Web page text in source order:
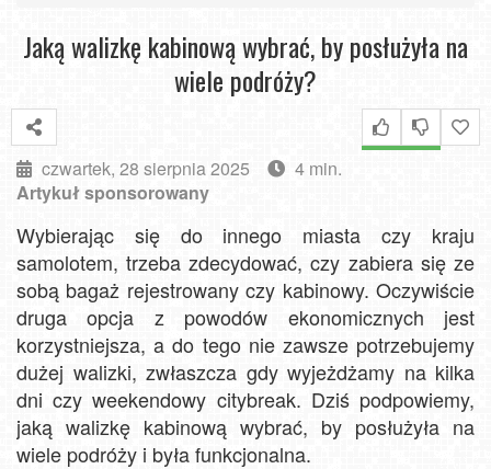
Jaką walizkę kabinową wybrać, by posłużyła na
wiele podróży?
czwartek, 28 sierpnia 2025
4 min.
Artykuł sponsorowany
Wybierając się do innego miasta czy kraju
samolotem, trzeba zdecydować, czy zabiera się ze
sobą bagaż rejestrowany czy kabinowy. Oczywiście
druga opcja z powodów ekonomicznych jest
korzystniejsza, a do tego nie zawsze potrzebujemy
dużej walizki, zwłaszcza gdy wyjeżdżamy na kilka
dni czy weekendowy citybreak. Dziś podpowiemy,
jaką walizkę kabinową wybrać, by posłużyła na
wiele podróży i była funkcjonalna.